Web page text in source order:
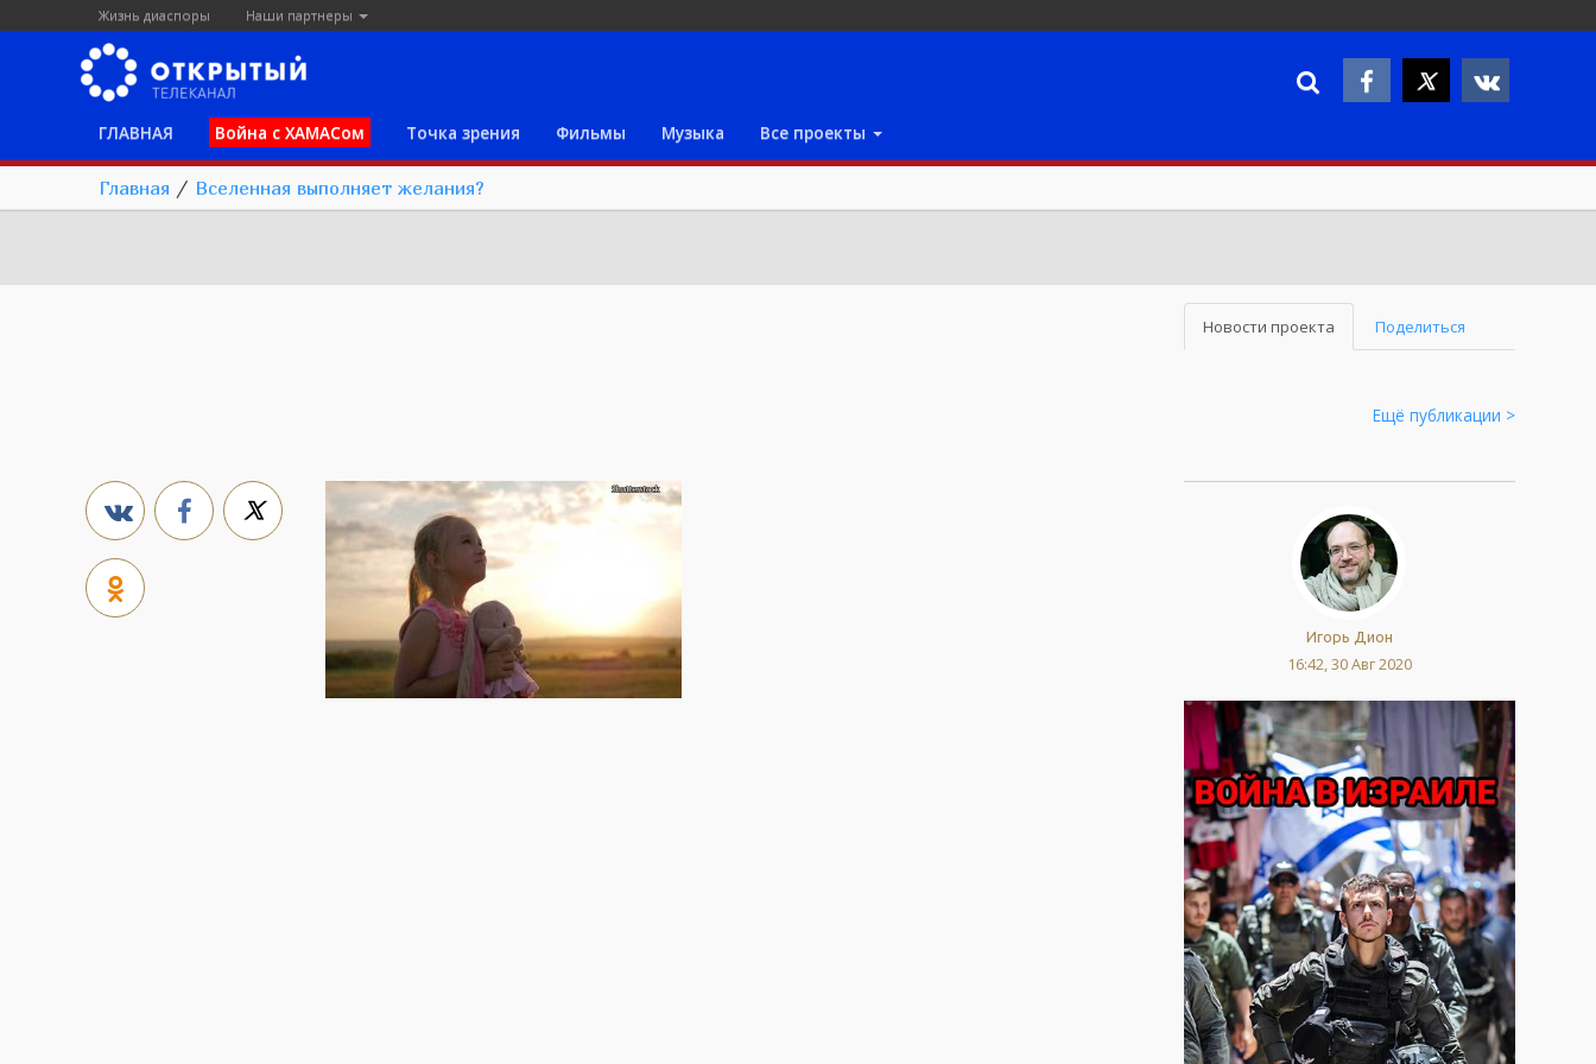
Жизнь диаспоры Наши партнеры
ГЛАВНАЯ Война с ХАМАСом Точка зрения Фильмы Музыка Все проекты
Главная / Вселенная выполняет желания?
Новости проекта Поделиться
Ещё публикации >
Игорь Дион
16:42, 30 Авг 2020